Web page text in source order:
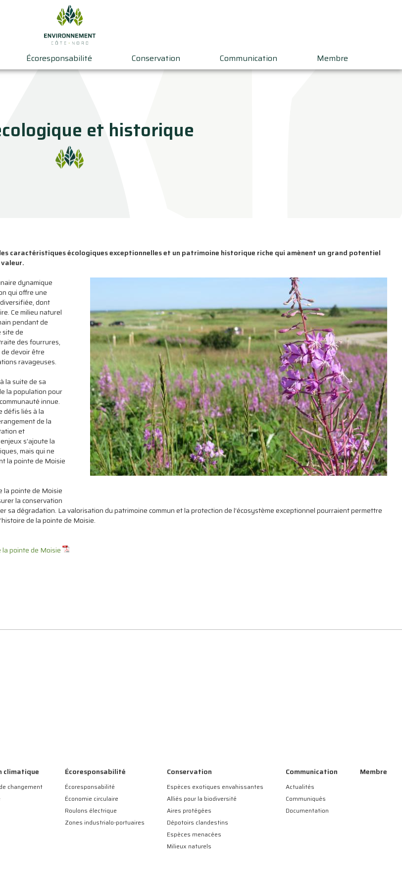
Écoresponsabilité Conservation Communication Membre
et historique
caractéristiques écologiques exceptionnelles et un patrimoine historique riche qui amènent un grand potentiel
dynamique
qui offre une
dont
Ce milieu naturel
pendant de
site de
des fourrures,
devoir être
ravageuses.
la suite de sa
la population pour
innue.
défis liés à la
de la
et
s’ajoute la
mais qui ne
la pointe de Moisie
la pointe de Moisie
la conservation
sa dégradation. La valorisation du patrimoine commun et la protection de l’écosystème exceptionnel pourraient permettre
de la pointe de Moisie.
pointe de Moisie
climatique
changement
Écoresponsabilité
Écoresponsabilité
Économie circulaire
Roulons électrique
Zones industrialo-portuaires
Conservation
Espèces exotiques envahissantes
Alliés pour la biodiversité
Aires protégées
Dépotoirs clandestins
Espèces menacées
Milieux naturels
Communication
Actualités
Communiqués
Documentation
Membre